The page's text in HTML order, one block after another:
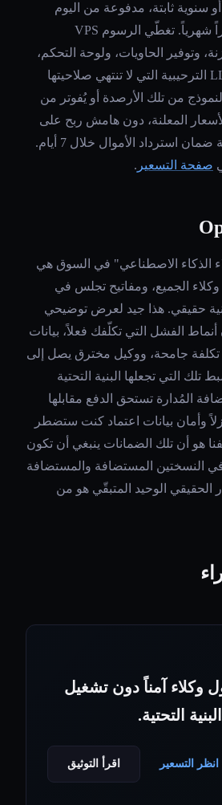
سنوية ثابتة، مدفوعة من اليوم
الأول، تبدأ من 19 دولاراً شهرياً. تغطّي الرسوم VPS
وتوفير الحاويات، ولوحة التحكم،
وحزمة من أرصدة LLM الترحيبية التي لا تنتهي صلاحيتها
من تلك الأرصدة أو يُفوتر من
المعلنة، دون هامش ربح على
الرموز. تحمل كل خطة ضمان استرداد الأموال خلال 7 أيام.
صفحة التسعير .
الذكاء الاصطناعي" في السوق هي
الجميع، ومفاتيح تجلس في
حقيقي. هذا جيد لعرض توضيحي
أنماط الفشل التي تكلّفك فعلاً، بيانات
تكلفة جامحة، ووكيل مخترق يصل إلى
التي تجعلها البنية التحتية
المُدارة تستحق الدفع مقابلها
وأمان بيانات اعتماد كنت ستضطر
هو أن تلك الضمانات ينبغي أن تكون
في النسختين المستضافة والمستضافة
الحقيقي الوحيد المتبقّي هو من
وكلاء آمناً دون تشغيل
البنية التحتية.
انظر التسعير اقرأ التوثيق